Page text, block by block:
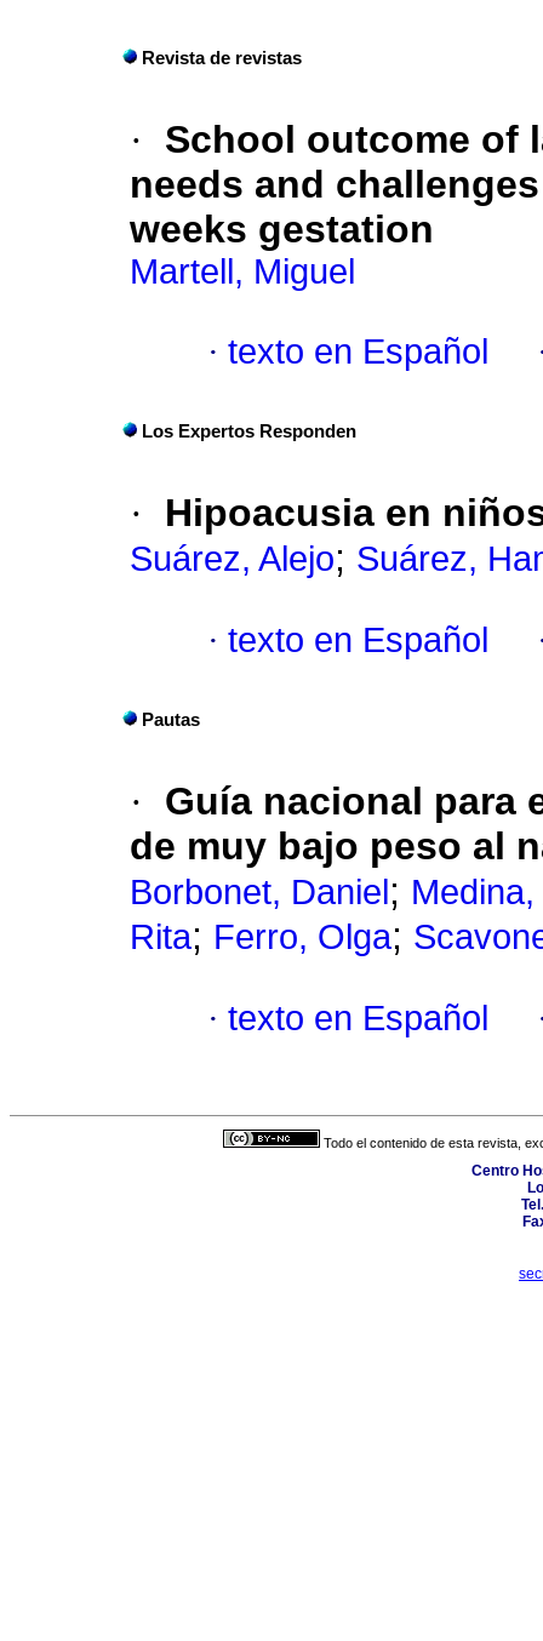
Revista de revistas
·
School outcome of
needs and
weeks gestation
Martell, Miguel
· texto en Español
Los Expertos Responden
· Hipoacusia en
Suárez, Alejo; Suárez,
· texto en Español
Pautas
·
Guía nacional para
de muy bajo peso al
Borbonet, Daniel ;
Rita; Ferro, Olga;
· texto en Español
Todo el contenido de esta revista,
Centro